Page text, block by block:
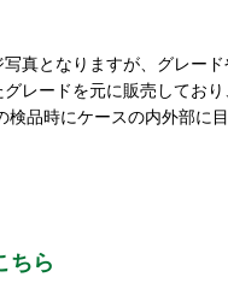
真となりますが、グレード
レードを元に販売してお
品時にケースの内外部に
ちら